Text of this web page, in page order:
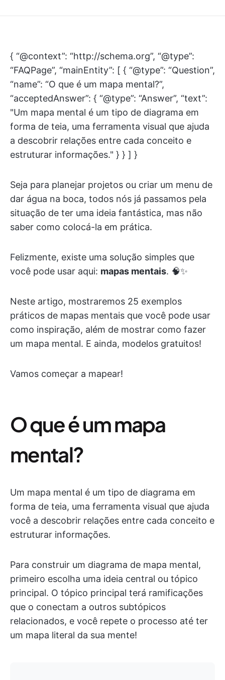
{ “@context”: “http://schema.org”, “@type”:
“FAQPage”, “mainEntity”: [ { “@type”: “Question”,
“name”: “O que é um mapa mental?”,
“acceptedAnswer”: { “@type”: “Answer”, “text”:
"Um mapa mental é um tipo de diagrama em
forma de teia, uma ferramenta visual que ajuda
a descobrir relações entre cada conceito e
estruturar informações." } } ] }
Seja para planejar projetos ou criar um menu de
dar água na boca, todos nós já passamos pela
situação de ter uma ideia fantástica, mas não
saber como colocá-la em prática.
Felizmente, existe uma solução simples que
você pode usar aqui: mapas mentais. 🧠✨
Neste artigo, mostraremos 25 exemplos
práticos de mapas mentais que você pode usar
como inspiração, além de mostrar como fazer
um mapa mental. E ainda, modelos gratuitos!
Vamos começar a mapear!
O que é um mapa
mental?
Um mapa mental é um tipo de diagrama em
forma de teia, uma ferramenta visual que ajuda
você a descobrir relações entre cada conceito e
estruturar informações.
Para construir um diagrama de mapa mental,
primeiro escolha uma ideia central ou tópico
principal. O tópico principal terá ramificações
que o conectam a outros subtópicos
relacionados, e você repete o processo até ter
um mapa literal da sua mente!